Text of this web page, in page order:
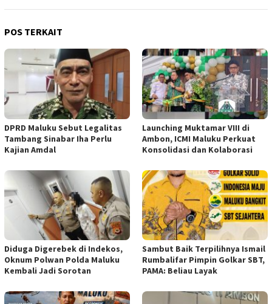
POS TERKAIT
DPRD Maluku Sebut Legalitas
Tambang Sinabar Iha Perlu
Kajian Amdal
Launching Muktamar VIII di
Ambon, ICMI Maluku Perkuat
Konsolidasi dan Kolaborasi
Diduga Digerebek di Indekos,
Oknum Polwan Polda Maluku
Kembali Jadi Sorotan
Sambut Baik Terpilihnya Ismail
Rumbalifar Pimpin Golkar SBT,
PAMA: Beliau Layak